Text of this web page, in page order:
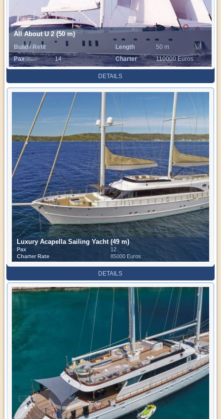
All About U 2 (50 m)
Build / Refit Length
50 m
Pax
14
Charter
Rate
110000 Euros
DETAILS
Luxury Acapella Sailing Yacht (49 m)
Pax
12
Charter Rate
85000 Euros
DETAILS